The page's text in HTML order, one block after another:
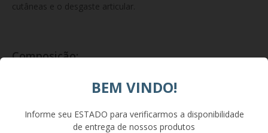
cutâneas e o desgaste articular.
Composição:
Cada caneta preenchida (carpule injetável com dispositivo de
1,0 mL de solução.
BEM VINDO!
Informe seu ESTADO para verificarmos a disponibilidade
de entrega de nossos produtos